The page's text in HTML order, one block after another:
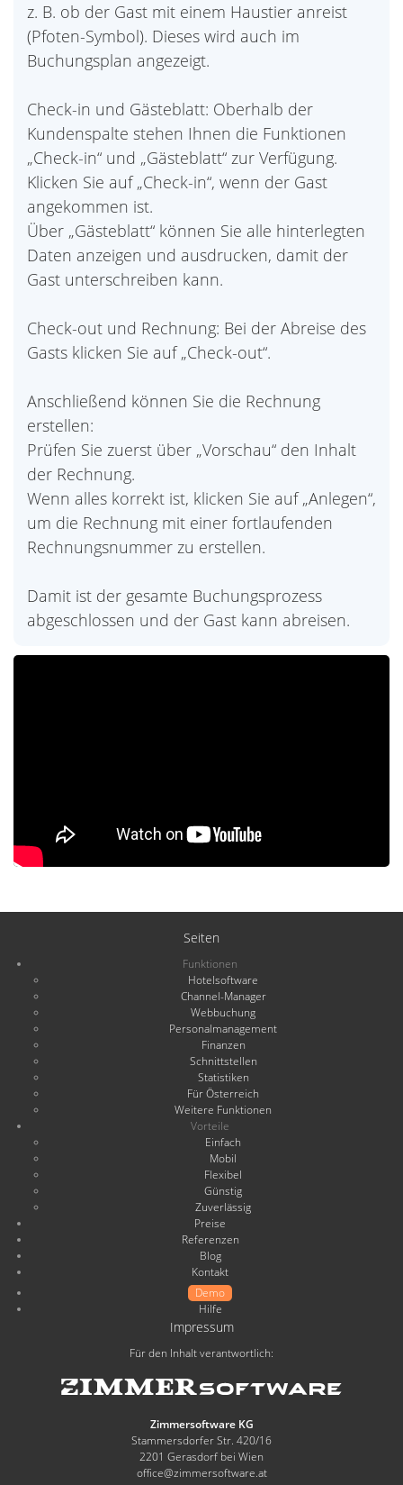
z. B. ob der Gast mit einem Haustier anreist
(Pfoten-Symbol). Dieses wird auch im
Buchungsplan angezeigt.
Check-in und Gästeblatt: Oberhalb der
Kundenspalte stehen Ihnen die Funktionen
„Check-in“ und „Gästeblatt“ zur Verfügung.
Klicken Sie auf „Check-in“, wenn der Gast
angekommen ist.
Über „Gästeblatt“ können Sie alle hinterlegten
Daten anzeigen und ausdrucken, damit der
Gast unterschreiben kann.
Check-out und Rechnung: Bei der Abreise des
Gasts klicken Sie auf „Check-out“.
Anschließend können Sie die Rechnung
erstellen:
Prüfen Sie zuerst über „Vorschau“ den Inhalt
der Rechnung.
Wenn alles korrekt ist, klicken Sie auf „Anlegen“,
um die Rechnung mit einer fortlaufenden
Rechnungsnummer zu erstellen.
Damit ist der gesamte Buchungsprozess
abgeschlossen und der Gast kann abreisen.
Seiten
Funktionen
Hotelsoftware
Channel-Manager
Webbuchung
Personalmanagement
Finanzen
Schnittstellen
Statistiken
Für Österreich
Weitere Funktionen
Vorteile
Einfach
Mobil
Flexibel
Günstig
Zuverlässig
Preise
Referenzen
Blog
Kontakt
Demo
Hilfe
Impressum
Für den Inhalt verantwortlich:
Zimmersoftware KG
Stammersdorfer Str. 420/16
2201 Gerasdorf bei Wien
office@zimmersoftware.at